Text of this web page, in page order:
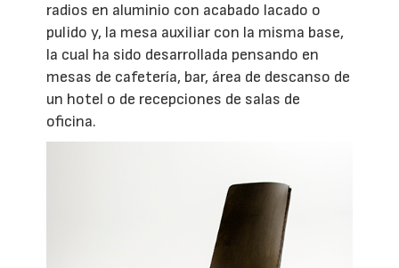
radios en aluminio con acabado lacado o
pulido y, la mesa auxiliar con la misma base,
la cual ha sido desarrollada pensando en
mesas de cafetería, bar, área de descanso de
un hotel o de recepciones de salas de
oficina.